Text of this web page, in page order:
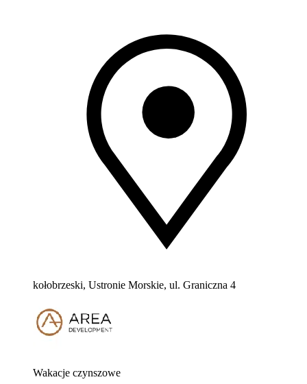
kołobrzeski, Ustronie Morskie, ul. Graniczna 4
Wakacje czynszowe